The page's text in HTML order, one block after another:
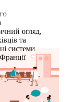
огляд,
та
системи